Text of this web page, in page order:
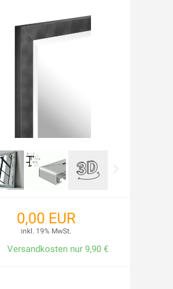
0,00 EUR
inkl. 19% MwSt.
Versandkosten nur 9,90 €